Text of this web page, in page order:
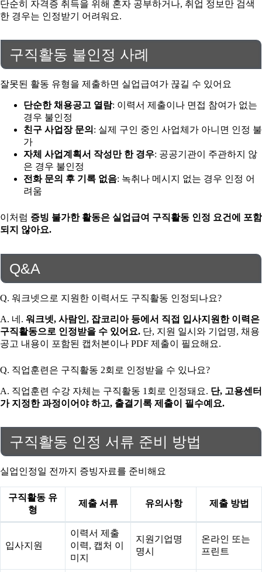
단순히 자격증 취득을 위해 혼자 공부하거나, 취업 정보만 검색
한 경우는 인정받기 어려워요.
구직활동 불인정 사례
잘못된 활동 유형을 제출하면 실업급여가 끊길 수 있어요
단순한 채용공고 열람: 이력서 제출이나 면접 참여가 없는
경우 불인정
친구 사업장 문의 : 실제 구인 중인 사업체가 아니면 인정 불
가
자체 사업계획서 작성만 한 경우: 공공기관이 주관하지 않
은 경우 불인정
전화 문의 후 기록 없음: 녹취나 메시지 없는 경우 인정 어
려움
이처럼 증빙 불가한 활동은 실업급여 구직활동 인정 요건에 포함
되지 않아요.
Q&A
Q. 워크넷으로 지원한 이력서도 구직활동 인정되나요?
A. 네. 워크넷, 사람인, 잡코리아 등에서 직접 입사지원한 이력은
구직활동으로 인정받을 수 있어요. 단, 지원 일시와 기업명, 채용
공고 내용이 포함된 캡처본이나 PDF 제출이 필요해요.
Q. 직업훈련은 구직활동 2회로 인정받을 수 있나요?
A. 직업훈련 수강 자체는 구직활동 1회로 인정돼요. 단, 고용센터
가 지정한 과정이어야 하고, 출결기록 제출이 필수예요.
구직활동 인정 서류 준비 방법
실업인정일 전까지 증빙자료를 준비해요
구직활동 유
형
제출 서류 유의사항 제출 방법
입사지원
이력서 제출
이력, 캡처 이
미지
지원기업명
명시
온라인 또는
프린트